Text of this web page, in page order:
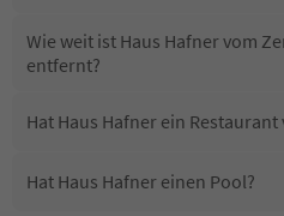
Wie weit ist Haus Hafner vom
entfernt?
Hat Haus Hafner ein Restaurant
Hat Haus Hafner einen Pool?